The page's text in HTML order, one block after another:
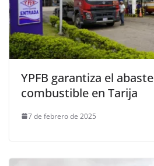
YPFB garantiza el
combustible en Tarija
7 de febrero de 2025